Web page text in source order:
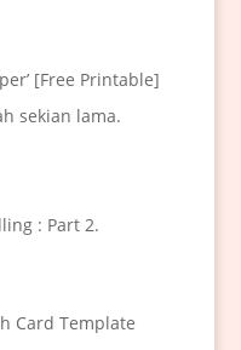
[Free Printable]
sekian lama.
: Part 2.
Card Template